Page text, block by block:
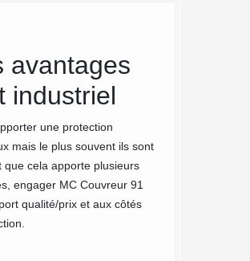
avantages
industriel
une protection
mais le plus souvent ils sont
cela apporte plusieurs
engager MC Couvreur 91
qualité/prix et aux côtés